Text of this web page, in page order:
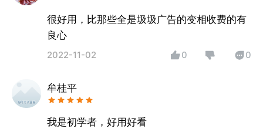
很好用，比那些全是圾圾广告的变相收费的有
良心
2022-11-02 0 0
牟桂平
我是初学者，好用好看